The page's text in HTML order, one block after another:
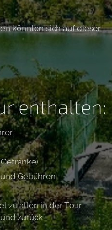
könnten sich auf dieser
enthalten:
Gebühren
zu allen in der Tour
zurück